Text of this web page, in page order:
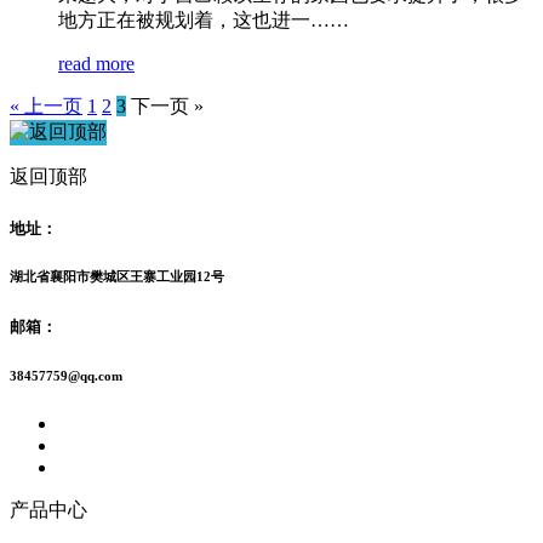
地方正在被规划着，这也进一……
read more
« 上一页 1 2 3 下一页 »
返回顶部
地址：
湖北省襄阳市樊城区王寨工业园12号
邮箱：
38457759@qq.com
产品中心